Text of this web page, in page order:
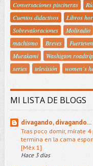
Conversaciones piscineras
Cuentos didactivos
Libros
Sobrevaloraciones
Moliradio
machismo
Breves
Murakami
Washigton roadtrip
series
televisión women´s
MI LISTA DE BLOGS
divagando, divagando...
Tras poco domir, mírate
termina en la cama
[Méx 1]
Hace 3 días